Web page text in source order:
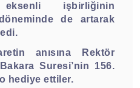
işbirliğinin
de artarak
anısına Rektör
Suresi’nin 156.
hediye ettiler.